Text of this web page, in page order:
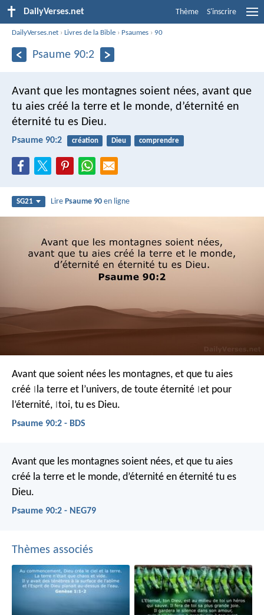
DailyVerses.net Thème S'inscrire
DailyVerses.net ›Livres de la Bible › Psaumes › 90
Psaume 90:2
Avant que les montagnes soient nées, avant que
tu aies créé la terre et le monde, d’éternité en
éternité tu es Dieu.
Psaume 90:2 création Dieu comprendre
SG21 LirePsaume 90 en ligne
Avant que soient nées les montagnes, et que tu aies
créé
la terre et l’univers, de toute éternité et pour
l’éternité, toi, tu es Dieu.
Psaume 90:2 - BDS
Avant que les montagnes soient nées, et que tu aies
créé la terre et le monde, d’éternité en éternité tu es
Dieu.
Psaume 90:2 - NEG79
Thèmes associés